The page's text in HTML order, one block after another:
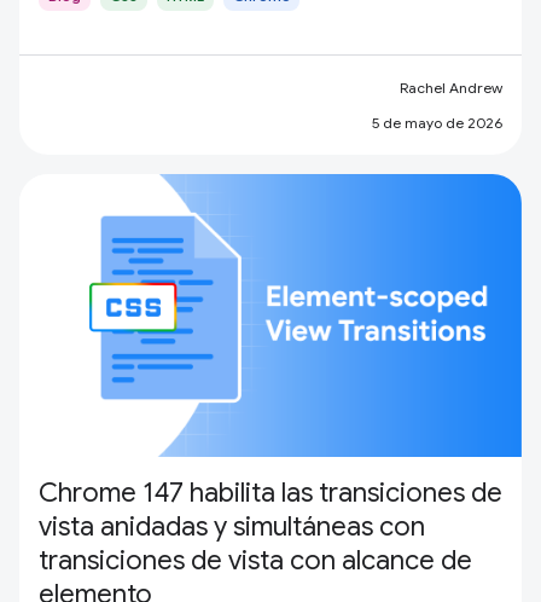
Rachel Andrew
5 de mayo de 2026
Chrome 147 habilita las transiciones de
vista anidadas y simultáneas con
transiciones de vista con alcance de
elemento